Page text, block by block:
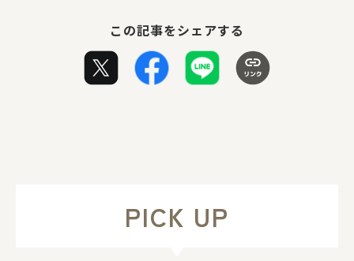
この記事をシェアする
PICK UP